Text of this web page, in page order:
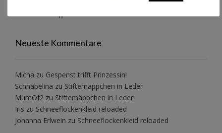
Neueste Kommentare
Micha zu Gespenst trifft Prinzessin!
Schnabelina zu Stiftemäppchen in Leder
MumOf2 zu Stiftemäppchen in Leder
Iris zu Schneeflockenkleid reloaded
Johanna Erlwein zu Schneeflockenkleid reloaded